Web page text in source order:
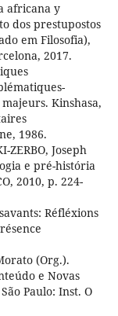
africana y
dos prestupostos
em Filosofia),
2017.
Kinshasa,
1986.
Joseph
e pré-história
2010, p. 224-
Réfléxions
(Org.).
e Novas
Paulo: Inst. O